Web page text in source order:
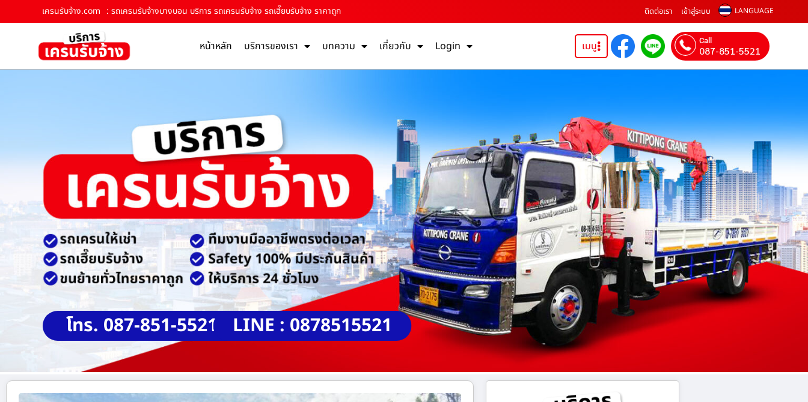
เครนรับจ้าง.com : รถเครนรับจ้างบางบอน บริการ รถเครนรับจ้าง รถเฮี๊ยบรับจ้าง ราคาถูก ติดต่อเรา เข้าสู่ระบบ LANGUAGE
หน้าหลัก บริการของเรา บทความ เกี่ยวกับ Login เมนู Call
087-851-5521
โทร. 087-851-5521 LINE : 0878515521